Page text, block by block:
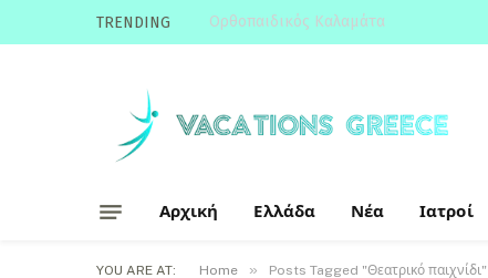
TRENDING Ορθοπαιδικός Καλαμάτα
Αρχική Ελλάδα Νέα Ιατροί
YOU ARE AT: Home » Posts Tagged "Θεατρικό παιχνίδι"